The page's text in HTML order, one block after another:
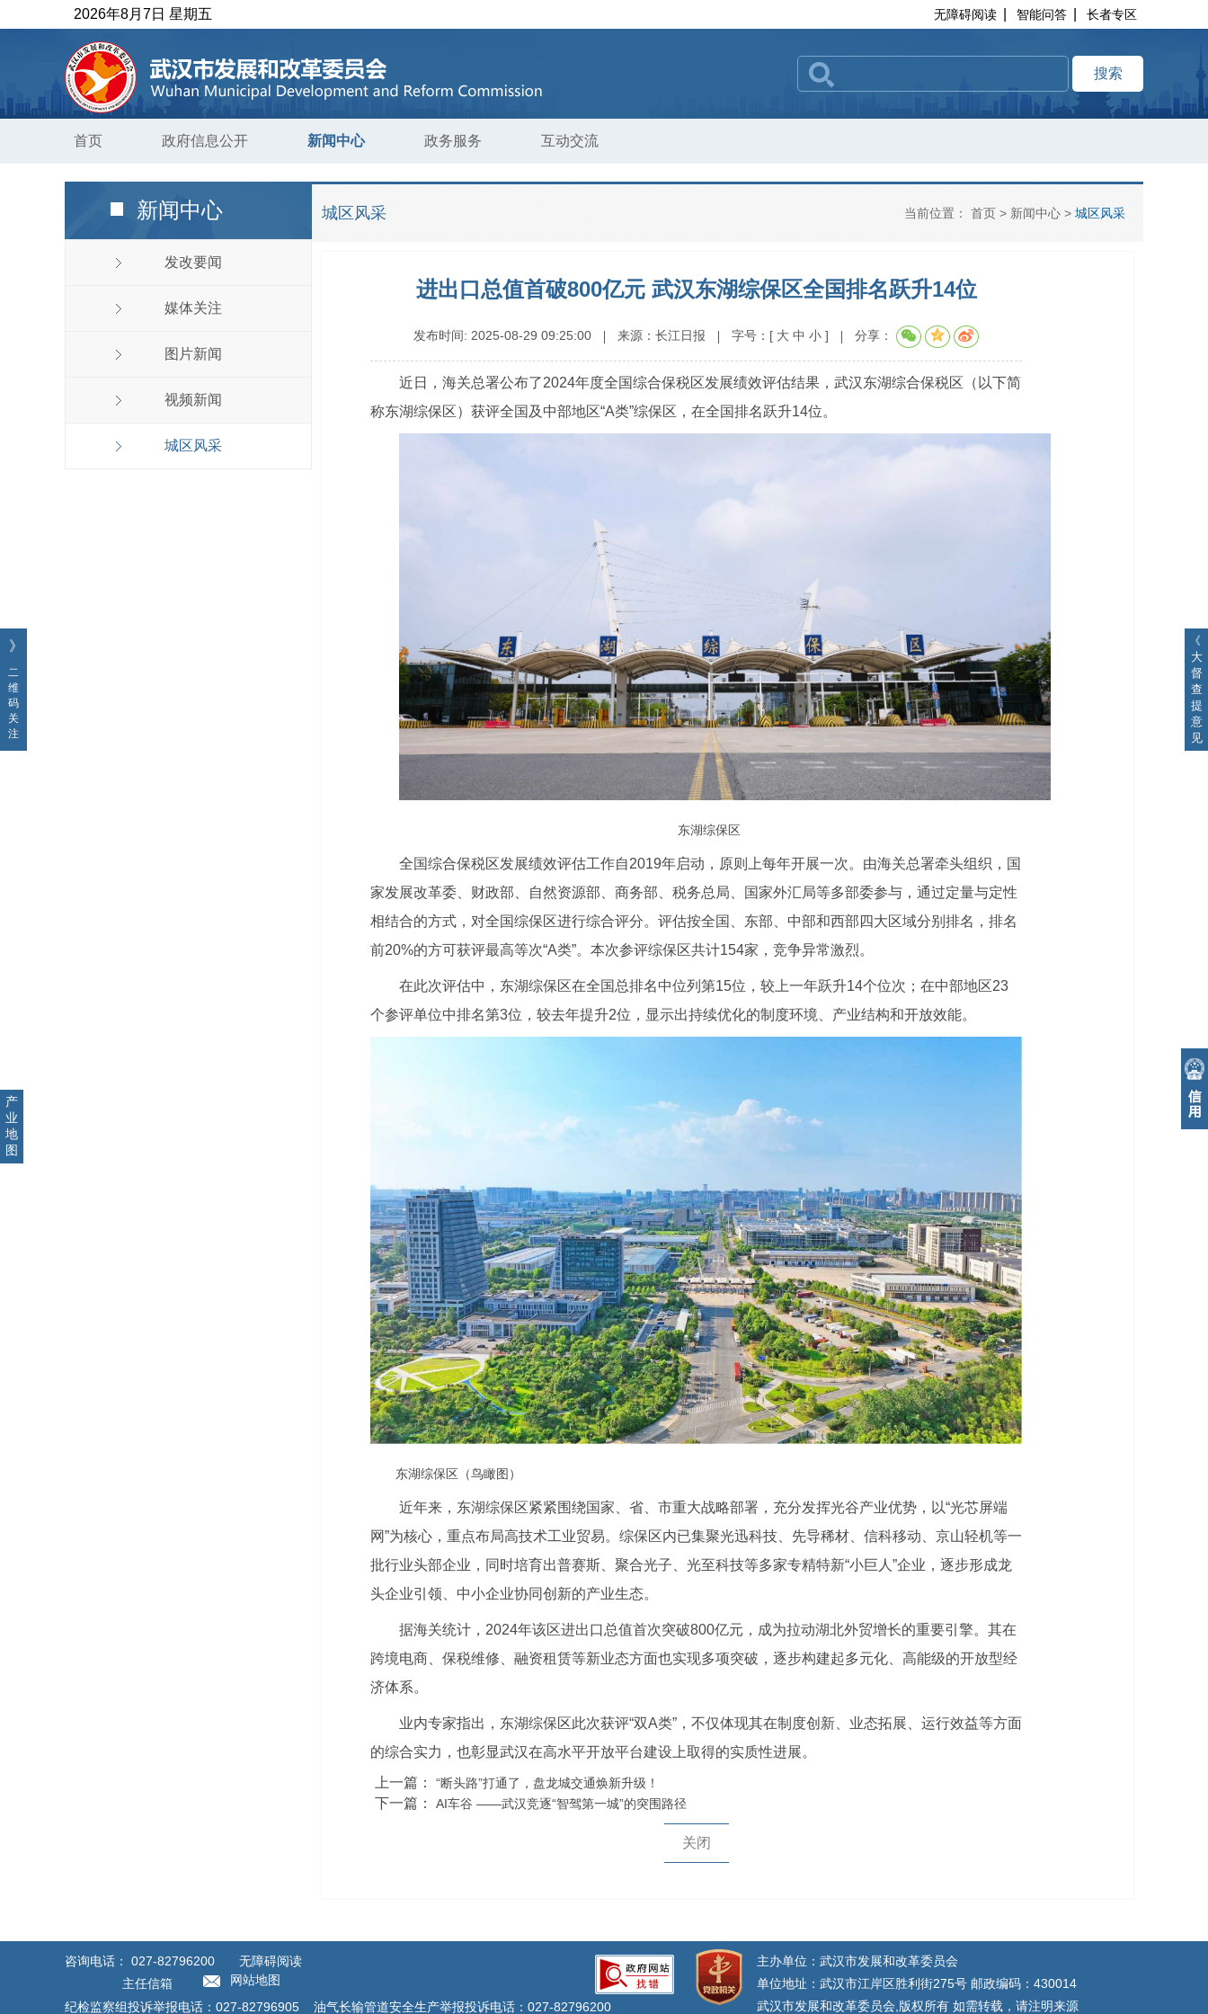
2026年8月7日 星期五 无障碍阅读 智能问答 长者专区
搜索
首页 政府信息公开 新闻中心 政务服务 互动交流
新闻中心
发改要闻
媒体关注
图片新闻
视频新闻
城区风采
城区风采 当前位置： 首页 > 新闻中心 > 城区风采
进出口总值首破800亿元 武汉东湖综保区全国排名跃升14位
发布时间: 2025-08-29 09:25:00 来源： 长江日报 字号： [ 大 中 小 ] 分享：
近日，海关总署公布了2024年度全国综合保税区发展绩效评估结果，武汉东湖综合保税区（以下简
称东湖综保区）获评全国及中部地区“A类”综保区，在全国排名跃升14位。
东湖综保区
全国综合保税区发展绩效评估工作自2019年启动，原则上每年开展一次。由海关总署牵头组织，国
家发展改革委、财政部、自然资源部、商务部、税务总局、国家外汇局等多部委参与，通过定量与定性
相结合的方式，对全国综保区进行综合评分。评估按全国、东部、中部和西部四大区域分别排名，排名
前20%的方可获评最高等次“A类”。本次参评综保区共计154家，竞争异常激烈。
在此次评估中，东湖综保区在全国总排名中位列第15位，较上一年跃升14个位次；在中部地区23
个参评单位中排名第3位，较去年提升2位，显示出持续优化的制度环境、产业结构和开放效能。
东湖综保区（鸟瞰图）
近年来，东湖综保区紧紧围绕国家、省、市重大战略部署，充分发挥光谷产业优势，以“光芯屏端
网”为核心，重点布局高技术工业贸易。综保区内已集聚光迅科技、先导稀材、信科移动、京山轻机等一
批行业头部企业，同时培育出普赛斯、聚合光子、光至科技等多家专精特新“小巨人”企业，逐步形成龙
头企业引领、中小企业协同创新的产业生态。
据海关统计，2024年该区进出口总值首次突破800亿元，成为拉动湖北外贸增长的重要引擎。其在
跨境电商、保税维修、融资租赁等新业态方面也实现多项突破，逐步构建起多元化、高能级的开放型经
济体系。
业内专家指出，东湖综保区此次获评“双A类”，不仅体现其在制度创新、业态拓展、运行效益等方面
的综合实力，也彰显武汉在高水平开放平台建设上取得的实质性进展。
上一篇： “断头路”打通了，盘龙城交通焕新升级！
下一篇： AI车谷 ——武汉竞逐“智驾第一城”的突围路径
关闭
》
二
维
码
关
注
《
大
督
查
提
意
见
产
业
地
图
咨询电话： 027-82796200
无障碍阅读
主任信箱
网站地图
纪检监察组投诉举报电话：027-82796905 油气长输管道安全生产举报投诉电话：027-82796200
主办单位：武汉市发展和改革委员会
单位地址：武汉市江岸区胜利街275号 邮政编码：430014
武汉市发展和改革委员会,版权所有 如需转载，请注明来源